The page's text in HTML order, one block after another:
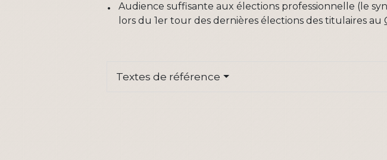
Audience suffisante aux élections professionnelle (le
lors du 1er tour des dernières élections des titulaires au
Textes de référence